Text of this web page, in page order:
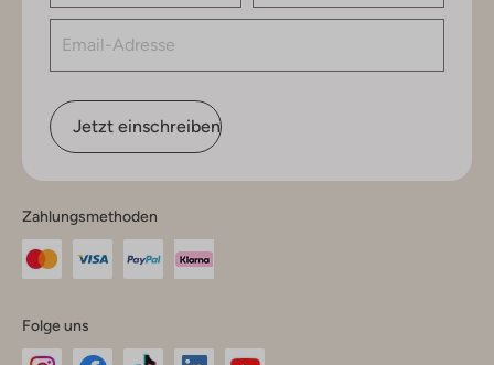
Jetzt einschreiben
Zahlungsmethoden
Folge uns